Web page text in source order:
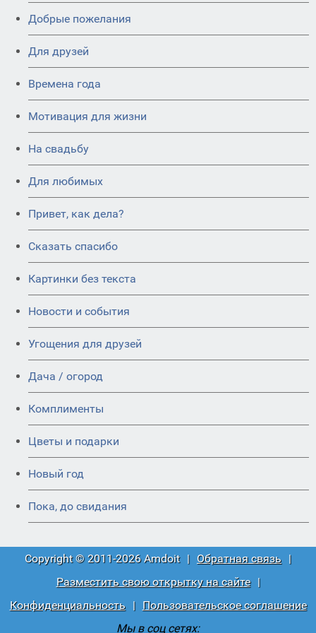
Добрые пожелания
Для друзей
Времена года
Мотивация для жизни
На свадьбу
Для любимых
Привет, как дела?
Сказать спасибо
Картинки без текста
Новости и события
Угощения для друзей
Дача / огород
Комплименты
Цветы и подарки
Новый год
Пока, до свидания
Copyright © 2011-2026 Amdoit | Обратная связь |
Разместить свою открытку на сайте
|
Конфиденциальность
|
Пользовательское соглашение
Мы в соц сетях: